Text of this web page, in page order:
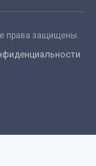
права защищены.